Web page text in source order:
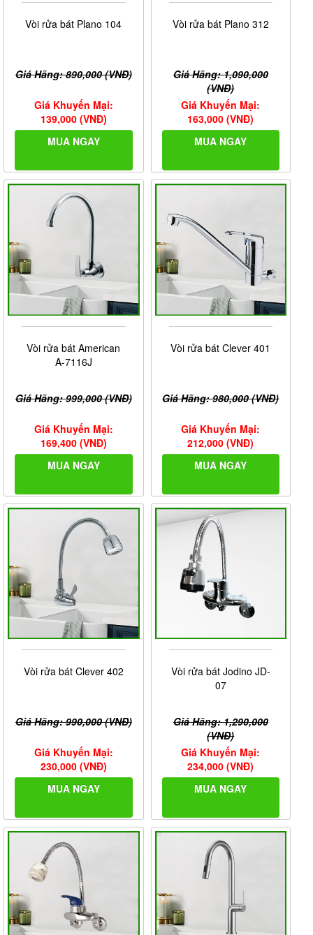
Vòi rửa bát Plano 104
Giá Hãng: 890,000 (VNĐ)
Giá Khuyến Mại:
139,000 (VNĐ)
MUA NGAY
Vòi rửa bát Plano 312
Giá Hãng: 1,090,000
(VNĐ)
Giá Khuyến Mại:
163,000 (VNĐ)
MUA NGAY
Vòi rửa bát American
A-7116J
Giá Hãng: 999,000 (VNĐ)
Giá Khuyến Mại:
169,400 (VNĐ)
MUA NGAY
Vòi rửa bát Clever 401
Giá Hãng: 980,000 (VNĐ)
Giá Khuyến Mại:
212,000 (VNĐ)
MUA NGAY
Vòi rửa bát Clever 402
Giá Hãng: 990,000 (VNĐ)
Giá Khuyến Mại:
230,000 (VNĐ)
MUA NGAY
Vòi rửa bát Jodino JD-
07
Giá Hãng: 1,290,000
(VNĐ)
Giá Khuyến Mại:
234,000 (VNĐ)
MUA NGAY